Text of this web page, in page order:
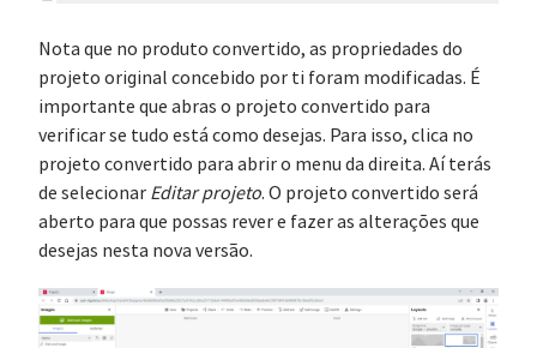
Nota que no produto convertido, as propriedades do
projeto original concebido por ti foram modificadas. É
importante que abras o projeto convertido para
verificar se tudo está como desejas. Para isso, clica no
projeto convertido para abrir o menu da direita. Aí terás
de selecionar Editar projeto. O projeto convertido será
aberto para que possas rever e fazer as alterações que
desejas nesta nova versão.